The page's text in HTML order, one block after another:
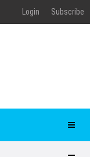
Login Subscribe